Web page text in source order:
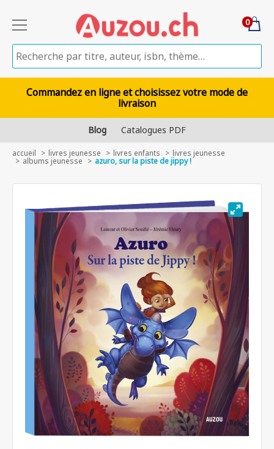
0
Commandez en ligne et choisissez votre mode de
livraison
Blog Catalogues PDF
accueil livres jeunesse livres enfants livres jeunesse
albums jeunesse azuro, sur la piste de jippy !